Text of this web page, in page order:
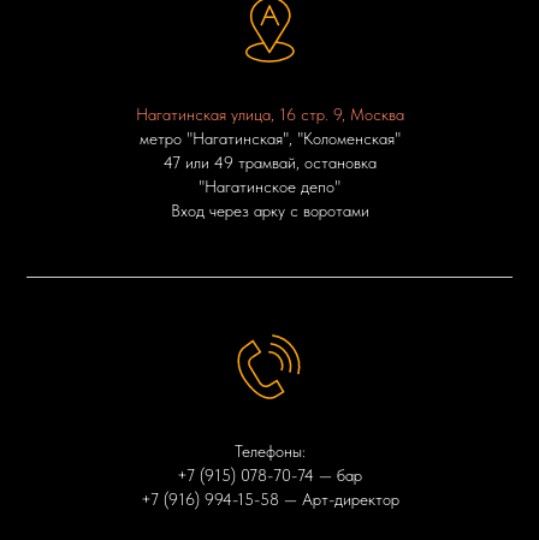
Нагатинская улица, 16 стр. 9, Москва
метро "Нагатинская", "Коломенская"
47 или 49 трамвай, остановка
"Нагатинское депо"
Вход через арку с воротами
Телефоны:
+7 (915) 078-70-74 — бар
+7 (916) 994-15-58 — Арт-директор